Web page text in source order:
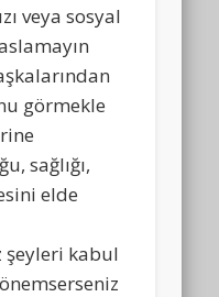
veya sosyal
görmekle
sağlığı,
elde
şeyleri kabul